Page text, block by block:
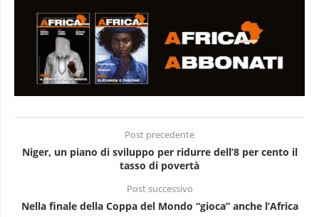
Post precedente
Niger, un piano di sviluppo per ridurre dell’8 per cento il
tasso di povertà
Post successivo
Nella finale della Coppa del Mondo “gioca” anche l’Africa